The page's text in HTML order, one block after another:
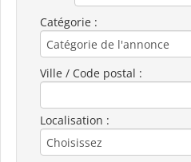
Catégorie :
Ville / Code postal :
Localisation :